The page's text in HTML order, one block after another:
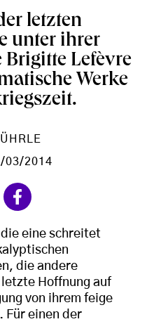
letzten
unter ihrer
Lefèvre
Werke
03/2014
eine schreitet
die andere
Hoffnung auf
von ihrem feige
Für einen der